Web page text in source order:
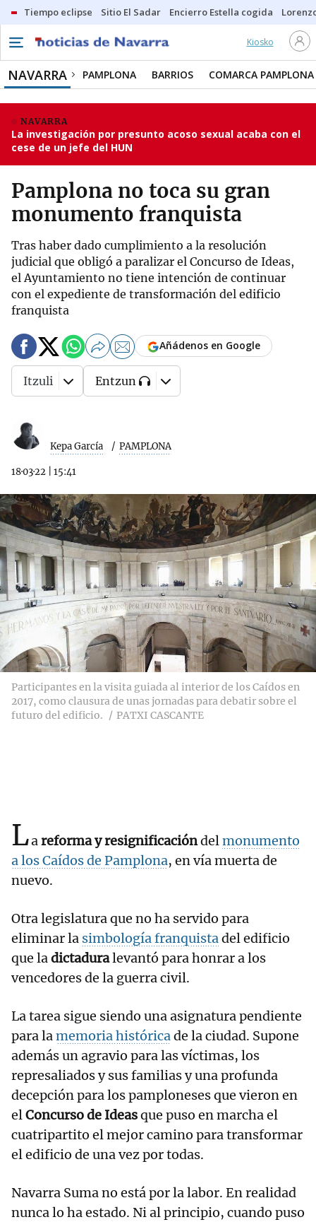
Tiempo eclipse Sitio El Sadar Encierro Estella cogida
Kiosko
NAVARRA PAMPLONA BARRIOS COMARCA PAMPLONA
NAVARRA
La investigación por presunto acoso sexual acaba con el
cese de un jefe del HUN
Pamplona no toca su gran
monumento franquista
Tras haber dado cumplimiento a la resolución
judicial que obligó a paralizar el Concurso de Ideas,
el Ayuntamiento no tiene intención de continuar
con el expediente de transformación del edificio
franquista
Kepa García PAMPLONA
18·03·22 15:41
Añádenos en Google
Itzuli Entzun
Participantes en la visita guiada al interior de los Caídos en
2017, como clausura de unas jornadas para debatir sobre el
futuro del edificio.
PATXI CASCANTE
Lareforma y resignificacióndelmonumento
a los Caídos de Pamplona, en vía muerta de
nuevo.
Otra legislatura que no ha servido para
eliminar la simbología franquistadel edificio
que ladictaduralevantó para honrar a los
vencedores de la guerra civil.
La tarea sigue siendo una asignatura pendiente
para lamemoria históricade la ciudad. Supone
además un agravio para las víctimas, los
represaliados y sus familias y una profunda
decepción para los pamploneses que vieron en
elConcurso de Ideasque puso en marcha el
cuatripartito el mejor camino para transformar
el edificio de una vez por todas.
Navarra Suma no está por la labor. En realidad
nunca lo ha estado. Ni al principio, cuando puso